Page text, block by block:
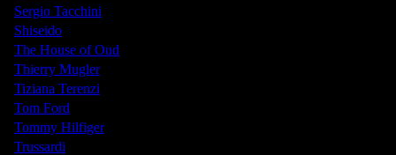
Sergio Tacchini
Shiseido
The House of Oud
Thierry Mugler
Tiziana Terenzi
Tom Ford
Tommy Hilfiger
Trussardi